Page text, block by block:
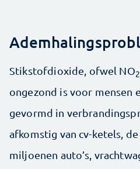
Stikstofdioxide, ofwel NO2
ongezond is voor mensen
gevormd in
afkomstig van cv-ketels,
miljoenen auto’s,